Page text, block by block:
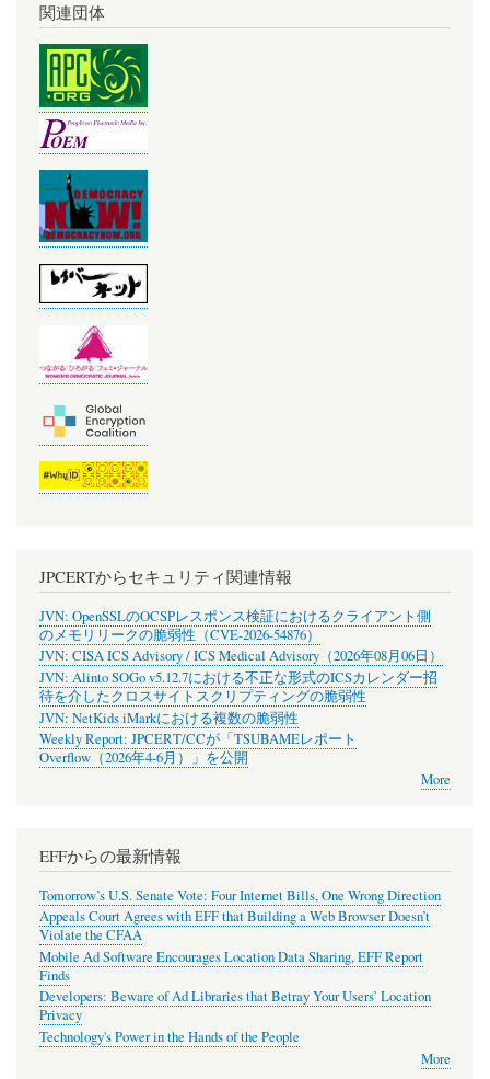
関連団体
JPCERTからセキュリティ関連情報
JVN: OpenSSLのOCSPレスポンス検証におけるクライアント側
のメモリリークの脆弱性（CVE-2026-54876）
JVN: CISA ICS Advisory / ICS Medical Advisory（2026年08月06日）
JVN: Alinto SOGo v5.12.7における不正な形式のICSカレンダー招
待を介したクロスサイトスクリプティングの脆弱性
JVN: NetKids iMarkにおける複数の脆弱性
Weekly Report: JPCERT/CCが「TSUBAMEレポート
Overflow（2026年4-6月）」を公開
More
EFFからの最新情報
Tomorrow’s U.S. Senate Vote: Four Internet Bills, One Wrong Direction
Appeals Court Agrees with EFF that Building a Web Browser Doesn’t
Violate the CFAA
Mobile Ad Software Encourages Location Data Sharing, EFF Report
Finds
Developers: Beware of Ad Libraries that Betray Your Users’ Location
Privacy
Technology's Power in the Hands of the People
More